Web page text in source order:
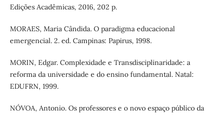
Edições Acadêmicas, 2016, 202 p.
MORAES, Maria Cândida. O paradigma educacional
emergencial. 2. ed. Campinas: Papirus, 1998.
MORIN, Edgar. Complexidade e Transdisciplinaridade: a
reforma da universidade e do ensino fundamental. Natal:
EDUFRN, 1999.
NÓVOA, Antonio. Os professores e o novo espaço público da